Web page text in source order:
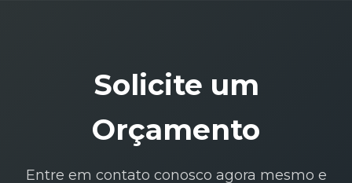
Solicite um
Orçamento
Entre em contato conosco agora mesmo e